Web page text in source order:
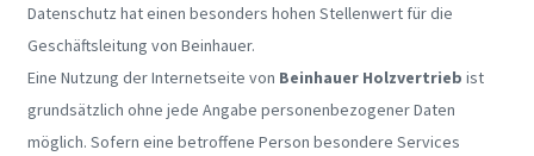
Datenschutz hat einen besonders hohen Stellenwert für die
Geschäftsleitung von Beinhauer.
Eine Nutzung der Internetseite von Beinhauer Holzvertrieb ist
grundsätzlich ohne jede Angabe personenbezogener Daten
möglich. Sofern eine betroffene Person besondere Services